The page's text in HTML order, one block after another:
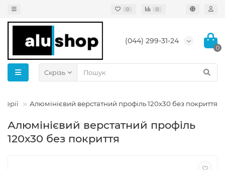
0 0
(044) 299-31-24
0
Скрізь
Алюмінієвий верстатний профіль 120х30 без покриття
Алюмінієвий верстатний профіль
120х30 без покриття